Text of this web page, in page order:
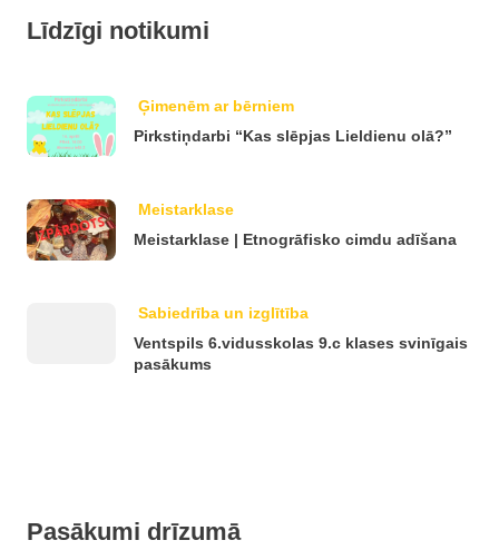
Līdzīgi notikumi
Ģimenēm ar bērniem
Pirkstiņdarbi “Kas slēpjas Lieldienu olā?”
Meistarklase
Meistarklase | Etnogrāfisko cimdu adīšana
Sabiedrība un izglītība
Ventspils 6.vidusskolas 9.c klases svinīgais
pasākums
Pasākumi drīzumā